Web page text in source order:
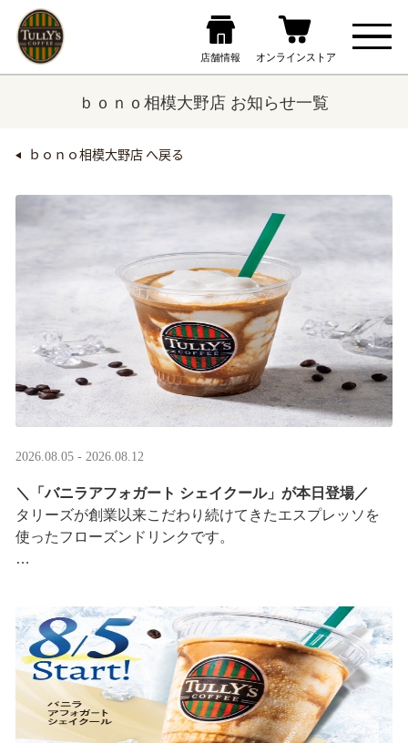
ｂｏｎｏ相模大野店 お知らせ一覧
ｂｏｎｏ相模大野店 へ戻る
2026.08.05 - 2026.08.12
＼「バニラアフォガート シェイクール」が本日登場／
タリーズが創業以来こだわり続けてきたエスプレッソを
使ったフローズンドリンクです。